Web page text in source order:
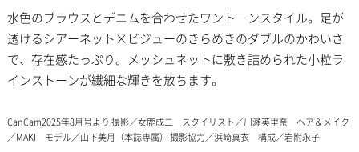
水色のブラウスとデニムを合わせたワントーンスタイル。足が
透けるシアーネット×ビジューのきらめきのダブルのかわいさ
で、存在感たっぷり。メッシュネットに敷き詰められた小粒ラ
インストーンが繊細な輝きを放ちます。
CanCam2025年8月号より 撮影／女鹿成二 スタイリスト／川瀬英里奈 ヘア＆メイク
／MAKI モデル／山下美月（本誌専属） 撮影協力／浜崎真衣 構成／岩附永子